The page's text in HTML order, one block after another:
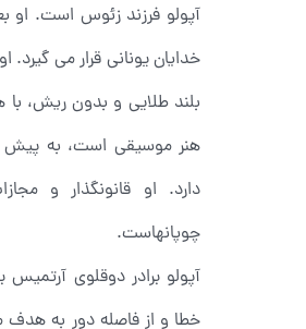
آپولو فرزند زئوس است. او
خدایان یونانی قرار می
بلند طلایی و بدون ریش،
هنر موسیقی است، به پیش
دارد. او قانونگذار و
چوپانهاست.
آپولو برادر دوقلوی آرتمیس
خطا و از فاصله دور به